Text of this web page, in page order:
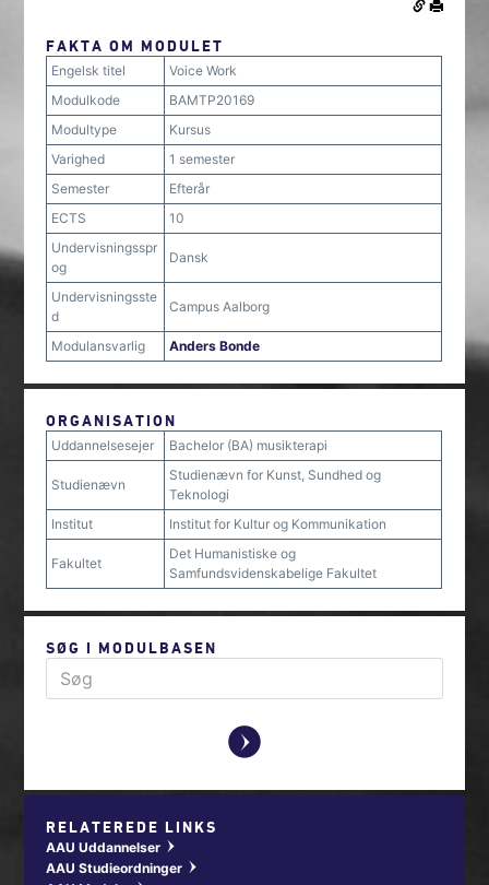
FAKTA OM MODULET
Engelsk titel
Voice Work
Modulkode
BAMTP20169
Modultype
Kursus
Varighed
1 semester
Semester
Efterår
ECTS
10
Undervisningsspr
og
Dansk
Undervisningsste
d
Campus Aalborg
Modulansvarlig Anders Bonde
ORGANISATION
Uddannelsesejer Bachelor (BA) musikterapi
Studienævn
Studienævn for Kunst, Sundhed og
Teknologi
Institut
Institut for Kultur og Kommunikation
Fakultet
Det Humanistiske og
Samfundsvidenskabelige Fakultet
SØG I MODULBASEN
y
RELATEREDE LINKS
AAU Uddannelser w
AAU Studieordninger w